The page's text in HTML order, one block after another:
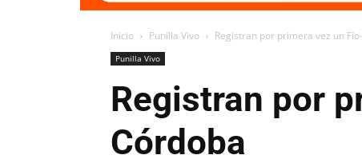
Inicio Punilla Vivo Registran por primera vez un
Punilla Vivo
Registran por
Córdoba